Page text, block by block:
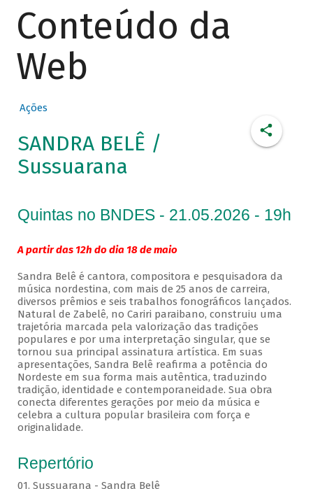
Conteúdo da
Web
Ações
SANDRA BELÊ /
Sussuarana
Quintas no BNDES - 21.05.2026 - 19h
A partir das 12h do dia 18 de maio
Sandra Belê é cantora, compositora e pesquisadora da
música nordestina, com mais de 25 anos de carreira,
diversos prêmios e seis trabalhos fonográficos lançados.
Natural de Zabelê, no Cariri paraibano, construiu uma
trajetória marcada pela valorização das tradições
populares e por uma interpretação singular, que se
tornou sua principal assinatura artística. Em suas
apresentações, Sandra Belê reafirma a potência do
Nordeste em sua forma mais autêntica, traduzindo
tradição, identidade e contemporaneidade. Sua obra
conecta diferentes gerações por meio da música e
celebra a cultura popular brasileira com força e
originalidade.
Repertório
01. Sussuarana - Sandra Belê